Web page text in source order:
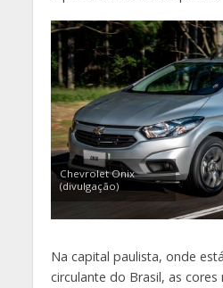
Chevrolet Onix
(divulgação)
Na capital paulista, onde
circulante do Brasil, as